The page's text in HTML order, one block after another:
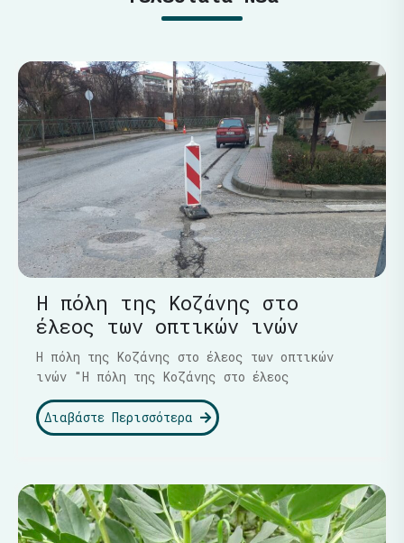
Η πόλη της Κοζάνης στο
έλεος των οπτικών ινών
Η πόλη της Κοζάνης στο έλεος των οπτικών
ινών "Η πόλη της Κοζάνης στο έλεος
Διαβάστε Περισσότερα